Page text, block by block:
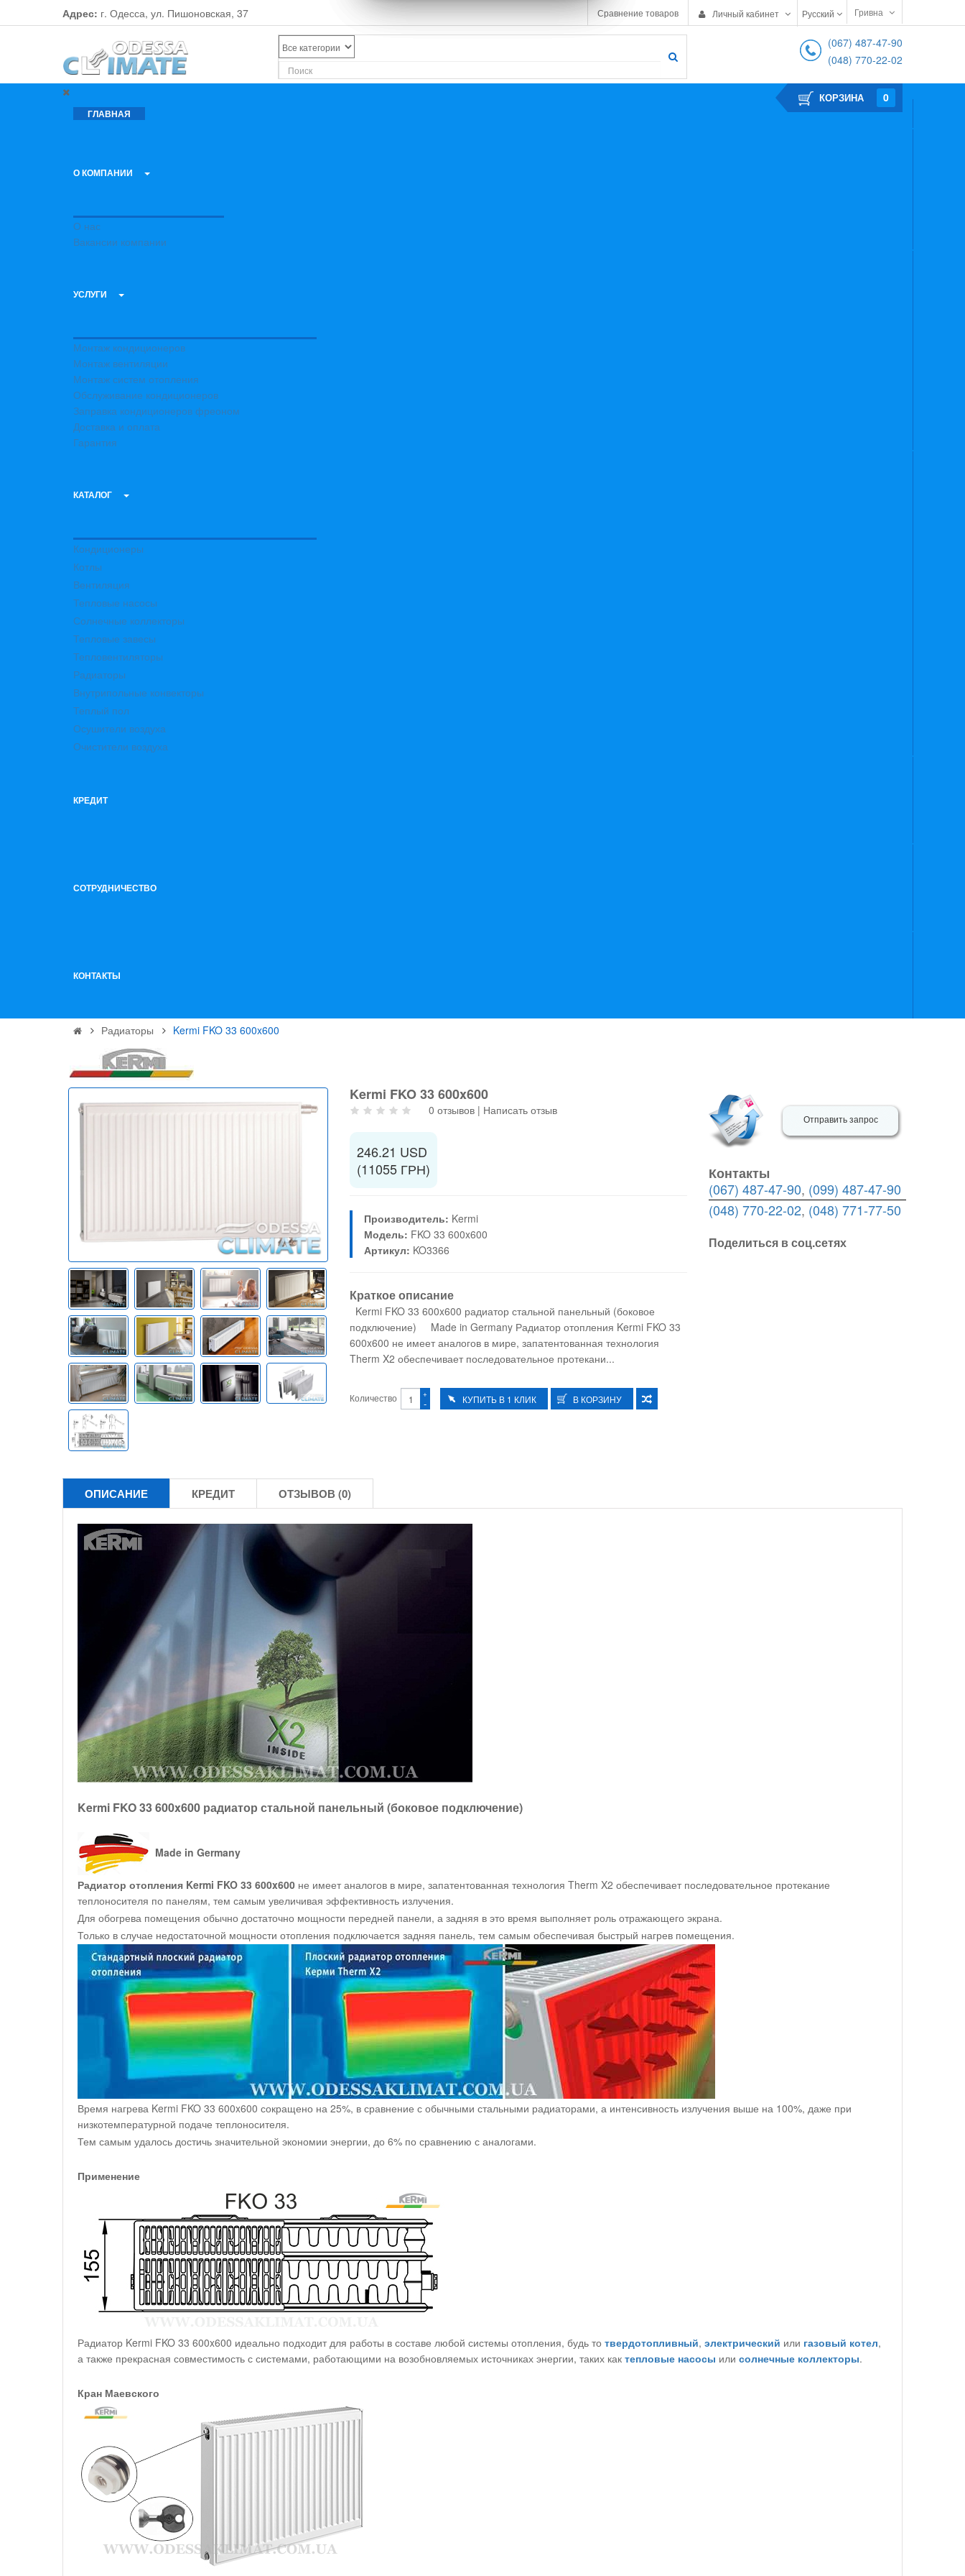
Адрес: г. Одесса, ул. Пишоновская, 37 Сравнение товаров Личный кабинет Гривна
Русский
(067) 487-47-90
(048) 770-22-02
ГЛАВНАЯ
О КОМПАНИИ
О нас
Вакансии компании
УСЛУГИ
Монтаж кондиционеров
Монтаж вентиляции
Монтаж систем отопления
Обслуживание кондиционеров
Заправка кондиционеров фреоном
Доставка и оплата
Гарантия
КАТАЛОГ
Кондиционеры
Котлы
Вентиляция
Тепловые насосы
Солнечные коллекторы
Тепловые завесы
Тепловентиляторы
Радиаторы
Внутрипольные конвекторы
Теплый пол
Осушители воздуха
Очистители воздуха
КРЕДИТ
СОТРУДНИЧЕСТВО
КОНТАКТЫ
КОРЗИНА 0
Радиаторы Kermi FKO 33 600x600
Kermi FKO 33 600x600
0 отзывов | Написать отзыв
246.21 USD
(11055 ГРН)
Производитель: Kermi
Модель: FKO 33 600x600
Артикул: KO3366
Краткое описание
Kermi FKO 33 600x600 радиатор стальной панельный (боковое
подключение) Made in Germany Радиатор отопления Kermi FKO 33
600x600 не имеет аналогов в мире, запатентованная технология
Therm X2 обеспечивает последовательное протекани...
Количество -
+
Отправить запрос
Контакты
(067) 487-47-90, (099) 487-47-90
(048) 770-22-02, (048) 771-77-50
Поделиться в соц.сетях
ОПИСАНИЕ КРЕДИТ ОТЗЫВОВ (0)
Kermi FKO 33 600x600 радиатор стальной панельный (боковое подключение)
Made in Germany
Радиатор отопления Kermi FKO 33 600x600 не имеет аналогов в мире, запатентованная технология Therm X2 обеспечивает последовательное протекание
теплоносителя по панелям, тем самым увеличивая эффективность излучения.
Для обогрева помещения обычно достаточно мощности передней панели, а задняя в это время выполняет роль отражающего экрана.
Только в случае недостаточной мощности отопления подключается задняя панель, тем самым обеспечивая быстрый нагрев помещения.
Время нагрева Kermi FKO 33 600x600 сокращено на 25%, в сравнение с обычными стальными радиаторами, а интенсивность излучения выше на 100%, даже при
низкотемпературной подаче теплоносителя.
Тем самым удалось достичь значительной экономии энергии, до 6% по сравнению с аналогами.
Применение
Радиатор Kermi FKO 33 600x600 идеально подходит для работы в составе любой системы отопления, будь то твердотопливный, электрический или газовый котел,
а также прекрасная совместимость с системами, работающими на возобновляемых источниках энергии, таких как тепловые насосы или солнечные коллекторы.
Кран Маевского